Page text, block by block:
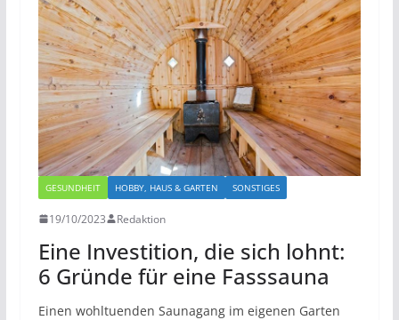
GESUNDHEIT HOBBY, HAUS & GARTEN SONSTIGES
19/10/2023 Redaktion
Eine Investition, die sich lohnt:
6 Gründe für eine Fasssauna
Einen wohltuenden Saunagang im eigenen Garten